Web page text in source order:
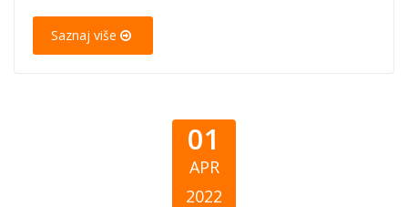
Saznaj više
01
APR
2022